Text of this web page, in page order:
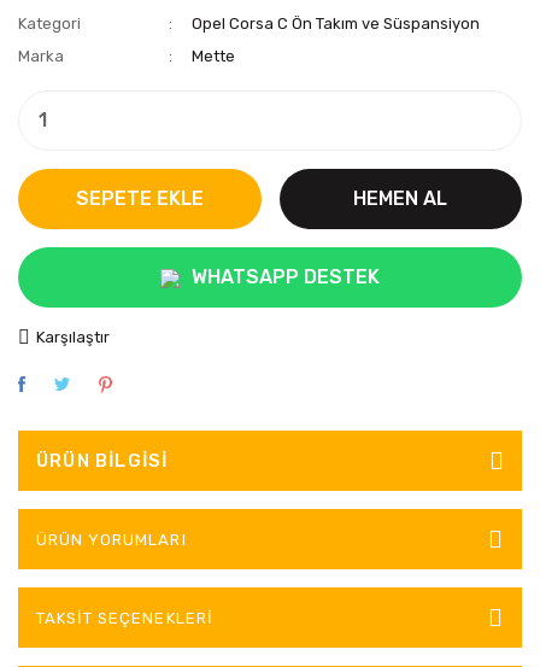
Kategori
Opel Corsa C Ön Takım ve Süspansiyon
Marka
Mette
SEPETE EKLE HEMEN AL
WHATSAPP DESTEK
Karşılaştır
ÜRÜN BILGISI
ÜRÜN YORUMLARI
TAKSIT SEÇENEKLERI